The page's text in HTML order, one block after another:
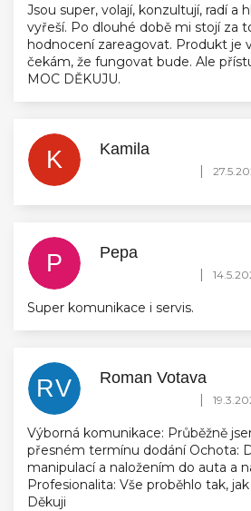
Jsou super, volají, konzultují, radí a
vyřeší. Po dlouhé době mi stojí za
hodnocení zareagovat. Produkt je
čekám, že fungovat bude. Ale
MOC DĚKUJU.
K Kamila
Hodnocení obchodu je
|
P Pepa
Hodnocení obchodu je
|
Super komunikace i servis.
RV Roman Votava
Hodnocení obchodu je
|
Výborná komunikace: Průběžně
přesném termínu dodání Ochota:
manipulací a naložením do auta a
Profesionalita: Vše proběhlo tak,
Děkuji